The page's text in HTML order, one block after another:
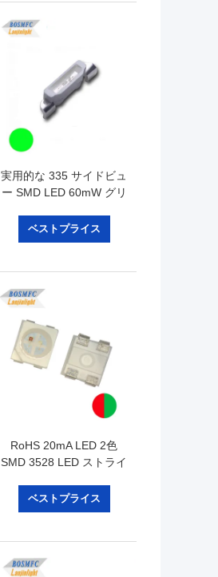
実用的な 335 サイドビュ
ー SMD LED 60mW グリ
ベストプライス
RoHS 20mA LED 2色
SMD 3528 LED ストライ
ベストプライス